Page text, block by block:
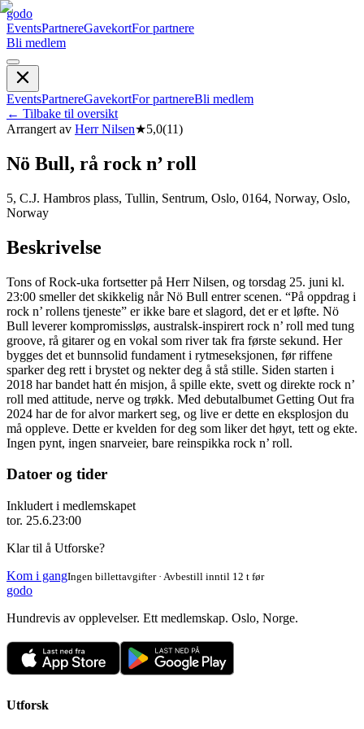
godo
EventsPartnereGavekortFor partnere
Bli medlem
EventsPartnereGavekortFor partnereBli medlem
← Tilbake til oversikt
Arrangert av Herr Nilsen★5,0(11)
Nö Bull, rå rock n’ roll
5, C.J. Hambros plass, Tullin, Sentrum, Oslo, 0164, Norway, Oslo,
Norway
Beskrivelse
Tons of Rock-uka fortsetter på Herr Nilsen, og torsdag 25. juni kl.
23:00 smeller det skikkelig når Nö Bull entrer scenen. “På oppdrag i
rock n’ rollens tjeneste” er ikke bare et slagord, det er et løfte. Nö
Bull leverer kompromissløs, australsk-inspirert rock n’ roll med tung
groove, rå gitarer og en vokal som river tak fra første sekund. Her
bygges det et bunnsolid fundament i rytmeseksjonen, før riffene
sparker deg rett i brystet og nekter deg å stå stille. Siden starten i
2018 har bandet hatt én misjon, å spille ekte, svett og direkte rock n’
roll med attitude, nerve og trøkk. Med debutalbumet Getting Out fra
2024 har de for alvor markert seg, og live er dette en eksplosjon du
må oppleve. Dette er kvelden for deg som liker det høyt, tett og ekte.
Ingen pynt, ingen snarveier, bare reinspikka rock n’ roll.
Datoer og tider
Inkludert i medlemskapet
tor. 25.6.23:00
Klar til å Utforske?
Kom i gangIngen billettavgifter · Avbestill inntil 12 t før
godo
Hundrevis av opplevelser. Ett medlemskap. Oslo, Norge.
Utforsk